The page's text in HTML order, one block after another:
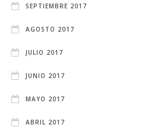
SEPTIEMBRE 2017
AGOSTO 2017
JULIO 2017
JUNIO 2017
MAYO 2017
ABRIL 2017